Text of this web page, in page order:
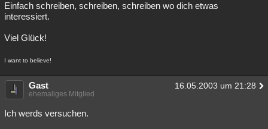
Einfach schreiben, schreiben, schreiben wo dich etwas
interessiert.
Viel Glück!
I want to believe!
Gast 16.05.2003 um 21:28
ehemaliges Mitglied
Ich werds versuchen.